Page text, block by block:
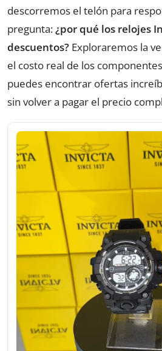
descorremos el telón para
pregunta:¿por qué los relojes
descuentos? Exploraremos la
el costo real de los
puedes encontrar ofertas
sin volver a pagar el precio